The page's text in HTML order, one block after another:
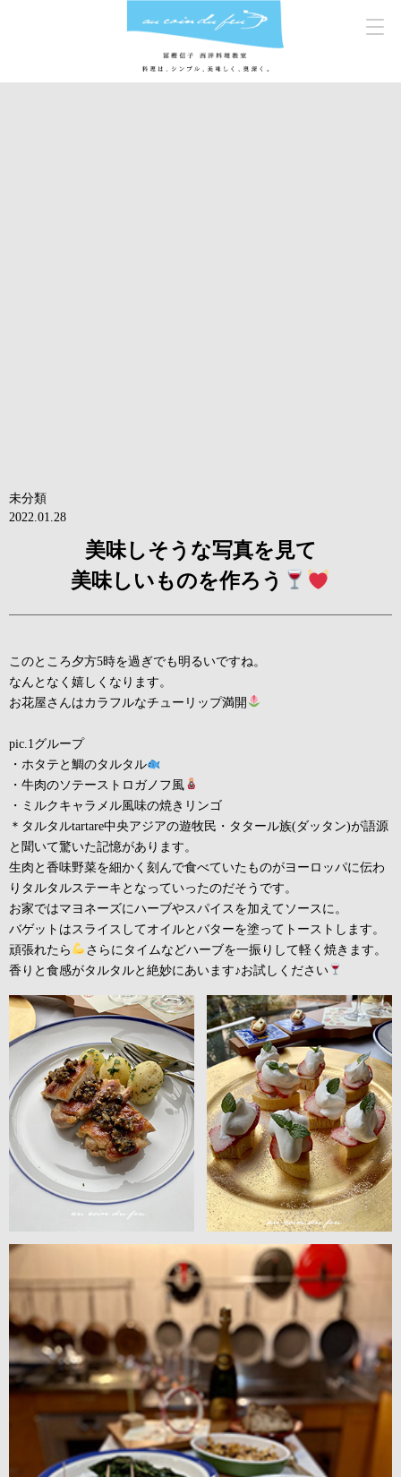
未分類
2022.01.28
美味しそうな写真を見て
美味しいものを作ろう
このところ夕方5時を過ぎでも明るいですね。
なんとなく嬉しくなります。
お花屋さんはカラフルなチューリップ満開
pic.1グループ
・ホタテと鯛のタルタル
・牛肉のソテーストロガノフ風
・ミルクキャラメル風味の焼きリンゴ
＊タルタルtartare中央アジアの遊牧民・タタール族(ダッタン)が語源
と聞いて驚いた記憶があります。
生肉と香味野菜を細かく刻んで食べていたものがヨーロッパに伝わ
りタルタルステーキとなっていったのだそうです。
お家ではマヨネーズにハーブやスパイスを加えてソースに。
バゲットはスライスしてオイルとバターを塗ってトーストします。
頑張れたら
さらにタイムなどハーブを一振りして軽く焼きます。
香りと食感がタルタルと絶妙にあいます♪お試しください